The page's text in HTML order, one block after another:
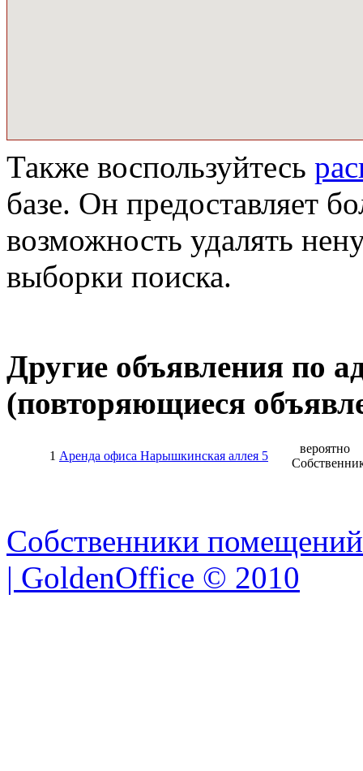
Также воспользуйтесь
базе. Он предоставляет
возможность удалять
выборки поиска.
Другие объявления по
(повторяющиеся
1 Аренда офиса Нарышкинская аллея 5
вероятно
Собственники
| GoldenOffice © 2010